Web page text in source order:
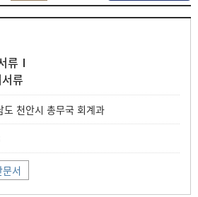
류Ⅰ
류
도 천안시 총무국 회계과
서